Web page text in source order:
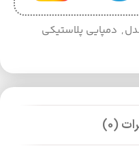
, دمپایی پلاستیکی
(0)